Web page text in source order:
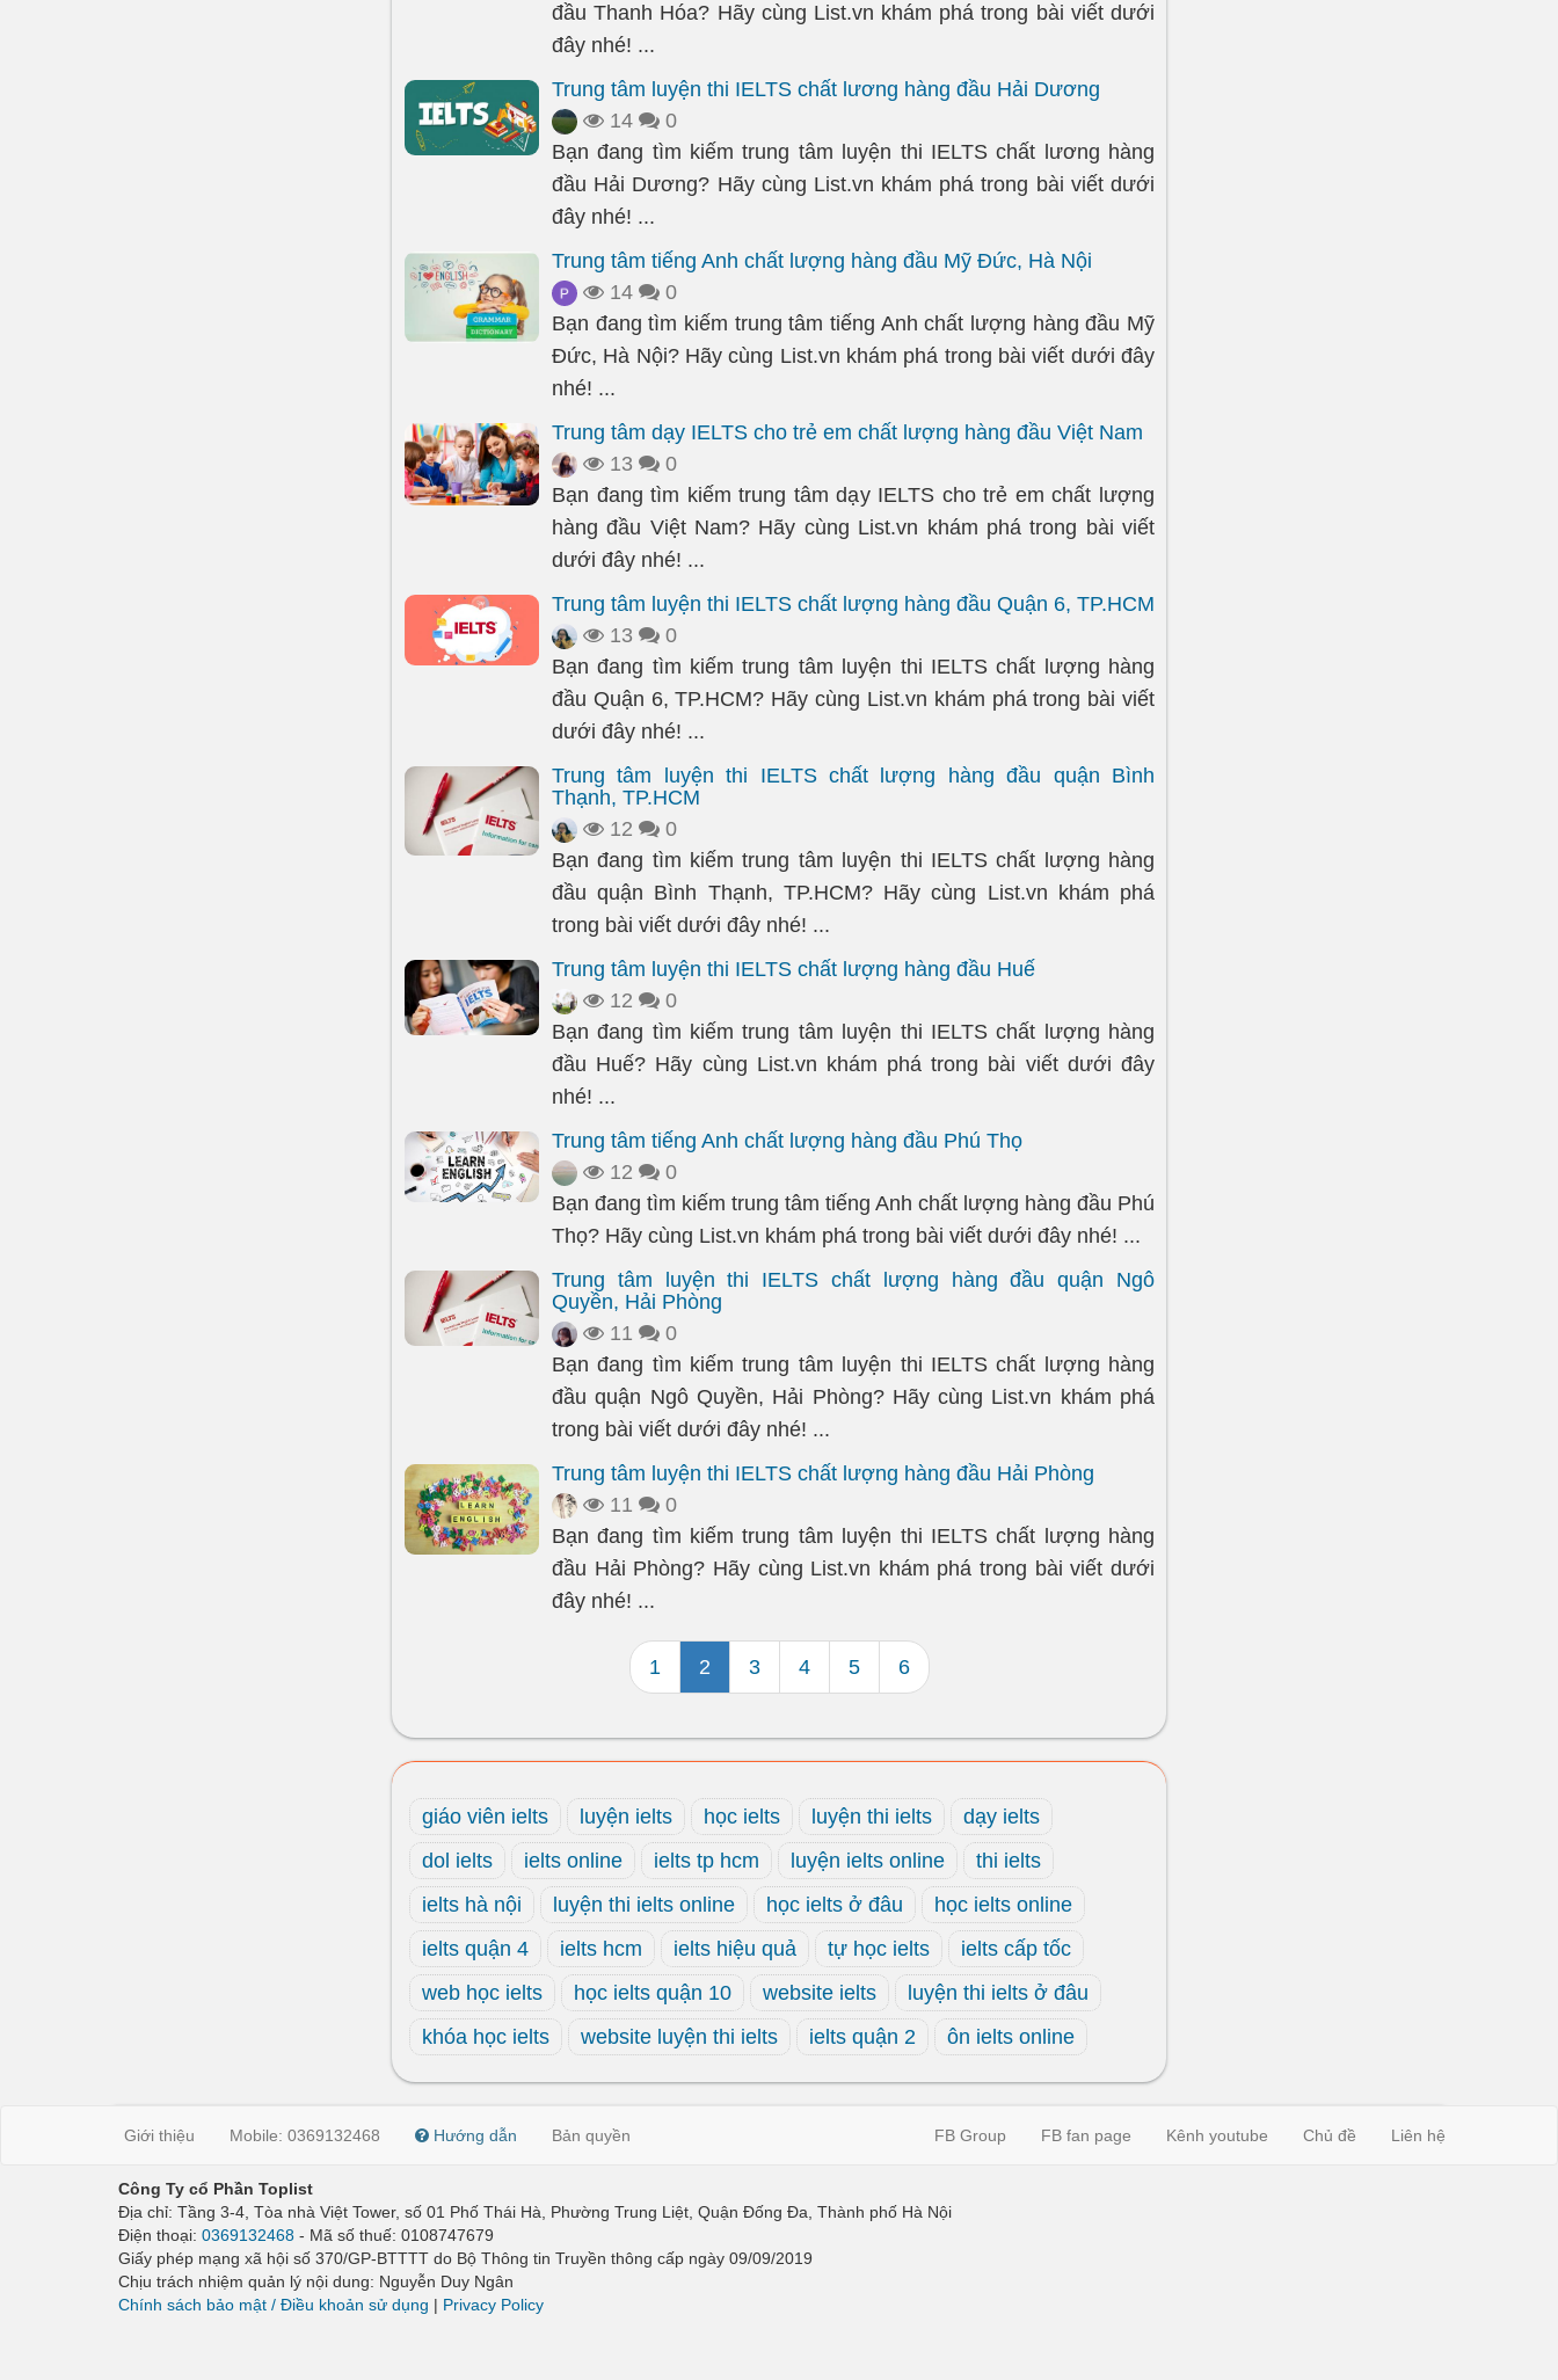
đầu Thanh Hóa? Hãy cùng List.vn khám phá trong bài viết dưới
đây nhé! ...
Trung tâm luyện thi IELTS chất lương hàng đầu Hải Dương
14
0
Bạn đang tìm kiếm trung tâm luyện thi IELTS chất lương hàng
đầu Hải Dương? Hãy cùng List.vn khám phá trong bài viết dưới
đây nhé! ...
Trung tâm tiếng Anh chất lượng hàng đầu Mỹ Đức, Hà Nội
14
0
Bạn đang tìm kiếm trung tâm tiếng Anh chất lượng hàng đầu Mỹ
Đức, Hà Nội? Hãy cùng List.vn khám phá trong bài viết dưới đây
nhé! ...
Trung tâm dạy IELTS cho trẻ em chất lượng hàng đầu Việt Nam
13
0
Bạn đang tìm kiếm trung tâm dạy IELTS cho trẻ em chất lượng
hàng đầu Việt Nam? Hãy cùng List.vn khám phá trong bài viết
dưới đây nhé! ...
Trung tâm luyện thi IELTS chất lượng hàng đầu Quận 6, TP.HCM
13
0
Bạn đang tìm kiếm trung tâm luyện thi IELTS chất lượng hàng
đầu Quận 6, TP.HCM? Hãy cùng List.vn khám phá trong bài viết
dưới đây nhé! ...
Trung tâm luyện thi IELTS chất lượng hàng đầu quận Bình
Thạnh, TP.HCM
12
0
Bạn đang tìm kiếm trung tâm luyện thi IELTS chất lượng hàng
đầu quận Bình Thạnh, TP.HCM? Hãy cùng List.vn khám phá
trong bài viết dưới đây nhé! ...
Trung tâm luyện thi IELTS chất lượng hàng đầu Huế
12
0
Bạn đang tìm kiếm trung tâm luyện thi IELTS chất lượng hàng
đầu Huế? Hãy cùng List.vn khám phá trong bài viết dưới đây
nhé! ...
Trung tâm tiếng Anh chất lượng hàng đầu Phú Thọ
12
0
Bạn đang tìm kiếm trung tâm tiếng Anh chất lượng hàng đầu Phú
Thọ? Hãy cùng List.vn khám phá trong bài viết dưới đây nhé! ...
Trung tâm luyện thi IELTS chất lượng hàng đầu quận Ngô
Quyền, Hải Phòng
11
0
Bạn đang tìm kiếm trung tâm luyện thi IELTS chất lượng hàng
đầu quận Ngô Quyền, Hải Phòng? Hãy cùng List.vn khám phá
trong bài viết dưới đây nhé! ...
Trung tâm luyện thi IELTS chất lượng hàng đầu Hải Phòng
11
0
Bạn đang tìm kiếm trung tâm luyện thi IELTS chất lượng hàng
đầu Hải Phòng? Hãy cùng List.vn khám phá trong bài viết dưới
đây nhé! ...
1 2 3 4 5 6
giáo viên ielts luyện ielts học ielts luyện thi ielts
dạy ielts
dol ielts
ielts online ielts tp hcm luyện ielts online
thi ielts
ielts hà nội
luyện thi ielts online học ielts ở đâu
học ielts online
ielts quận 4
ielts hcm ielts hiệu quả tự học ielts
ielts cấp tốc
web học ielts
học ielts quận 10 website ielts
luyện thi ielts ở đâu
khóa học ielts
website luyện thi ielts ielts quận 2 ôn ielts online
Giới thiệu Mobile: 0369132468 Hướng dẫn Bản quyền FB Group FB fan page Kênh youtube Chủ đề Liên hệ
Công Ty cổ Phần Toplist
Địa chỉ: Tầng 3-4, Tòa nhà Việt Tower, số 01 Phố Thái Hà, Phường Trung Liệt, Quận Đống Đa, Thành phố Hà Nội
Điện thoại: 0369132468 - Mã số thuế: 0108747679
Giấy phép mạng xã hội số 370/GP-BTTTT do Bộ Thông tin Truyền thông cấp ngày 09/09/2019
Chịu trách nhiệm quản lý nội dung: Nguyễn Duy Ngân
Chính sách bảo mật / Điều khoản sử dụng | Privacy Policy